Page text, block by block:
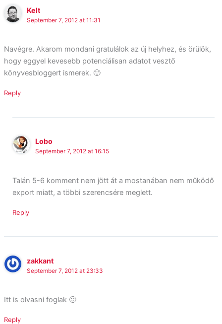
Kelt
September 7, 2012 at 11:31
Navégre. Akarom mondani gratulálok az új helyhez, és örülök,
hogy eggyel kevesebb potenciálisan adatot vesztő
könyvesbloggert ismerek. 🙂
Reply
Lobo
September 7, 2012 at 16:15
Talán 5-6 komment nem jött át a mostanában nem működő
export miatt, a többi szerencsére meglett.
Reply
zakkant
September 7, 2012 at 23:33
Itt is olvasni foglak 🙂
Reply